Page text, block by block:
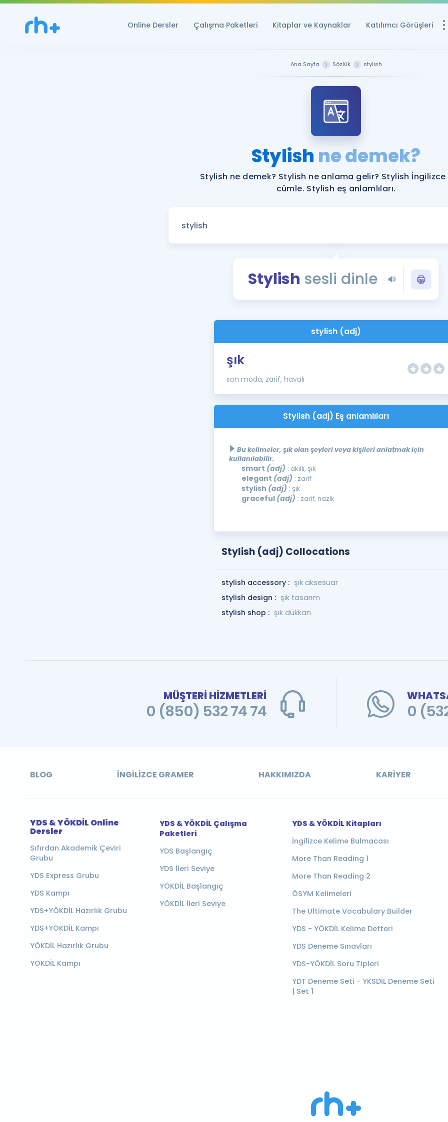
Online Dersler Çalışma Paketleri Kitaplar ve Kaynaklar Katılımcı Görüşleri
YDS ve YÖKDİL
Rehberlik Aracı
YDS ve YÖKDİL'e
Tüm ÖSYM
YDS - YÖKDİL
İngilizce Gramer
Ana Sayfa Sözlük stylish
Stylish ne demek?
Stylish ne demek? Stylish ne anlama gelir? Stylish
cümle. Stylish eş anlamlıları.
Stylish sesli dinle
stylish (adj)
şık
son moda, zarif, havalı
Stylish (adj) Eş anlamlıları
Bu kelimeler, şık olan şeyleri veya kişileri anlatmak için
kullanılabilir.
smart (adj) : akıllı, şık
elegant (adj) : zarif
stylish (adj) : şık
graceful (adj) : zarif, nazik
Stylish (adj) Collocations
stylish accessory : şık aksesuar
stylish design : şık tasarım
stylish shop : şık dükkan
MÜŞTERİ HİZMETLERİ
0 (850) 532 74 74 0
BLOG İNGILIZCE GRAMER HAKKIMIZDA KARIYER
YDS & YÖKDİL Online
Dersler
Sıfırdan Akademik Çeviri
Grubu
YDS Express Grubu
YDS Kampı
YDS+YÖKDİL Hazırlık Grubu
YDS+YÖKDİL Kampı
YÖKDİL Hazırlık Grubu
YÖKDİL Kampı
YDS & YÖKDİL Çalışma
Paketleri
YDS Başlangıç
YDS İleri Seviye
YÖKDİL Başlangıç
YÖKDİL İleri Seviye
YDS & YÖKDİL Kitapları
İngilizce Kelime Bulmacası
More Than Reading 1
More Than Reading 2
ÖSYM Kelimeleri
The Ultimate Vocabulary Builder
YDS - YÖKDİL Kelime Defteri
YDS Deneme Sınavları
YDS-YÖKDİL Soru Tipleri
YDT Deneme Seti - YKSDİL Deneme Seti
| Set 1